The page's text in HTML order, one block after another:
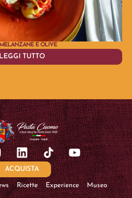
E OLIVE
LEGGI TUTTO
ACQUISTA
Ricette Experience Museo